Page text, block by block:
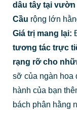
dâu tây tại
Cầu rộng lớn
Giá trị mang lại:
tương tác trực
rạng rỡ cho
sỡ của ngàn hoa
hành của bạn
bách phân hằng